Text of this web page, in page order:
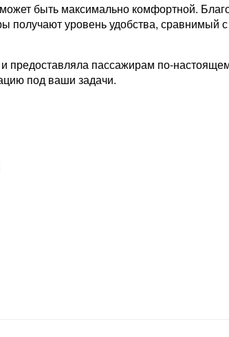
быть максимально комфортной.
уровень удобства, сравнимый
пассажирам по-
под ваши задачи.